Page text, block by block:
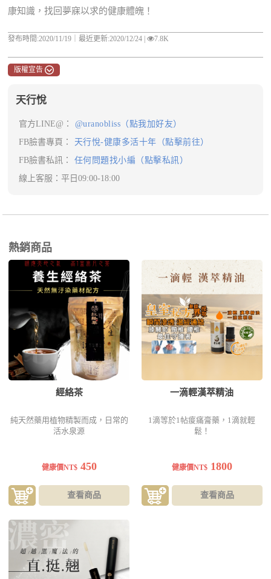
康知識，找回夢寐以求的健康體魄！
發布時間:2020/11/19｜最近更新:2020/12/24 | 7.8K
版權宣告
天行悅
官方LINE@：
@uranobliss（點我加好友）
FB臉書專頁：
天行悅-健康多活十年（點擊前往）
FB臉書私訊：
任何問題找小編（點擊私訊）
線上客服：平日09:00-18:00
熱銷商品
經絡茶
純天然藥用植物精製而成，日常的
活水泉源
健康價NT$450
查看商品
一滴輕漢萃精油
1滴等於1帖痠痛膏藥，1滴就輕
鬆！
健康價NT$1800
查看商品